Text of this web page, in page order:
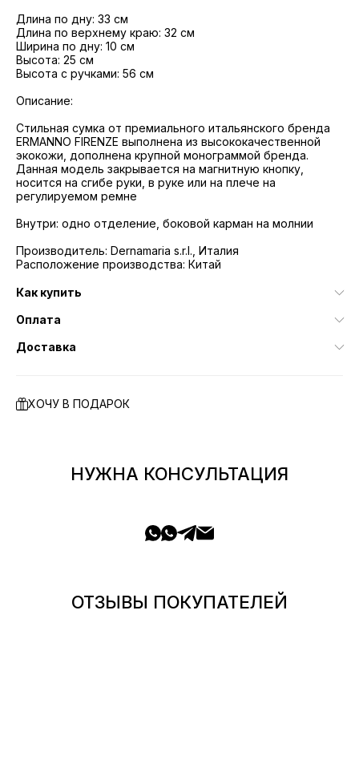
Длина по дну: 33 см
Длина по верхнему краю: 32 см
Ширина по дну: 10 см
Высота: 25 см
Высота с ручками: 56 см
Описание:
Стильная сумка от премиального итальянского бренда
ERMANNO FIRENZE выполнена из высококачественной
экокожи, дополнена крупной монограммой бренда.
Данная модель закрывается на магнитную кнопку,
носится на сгибе руки, в руке или на плече на
регулируемом ремне
Внутри: одно отделение, боковой карман на молнии
Производитель: Dernamaria s.r.l., Италия
Расположение производства: Китай
Как купить
Оплата
Доставка
ХОЧУ В ПОДАРОК
НУЖНА КОНСУЛЬТАЦИЯ
ОТЗЫВЫ ПОКУПАТЕЛЕЙ